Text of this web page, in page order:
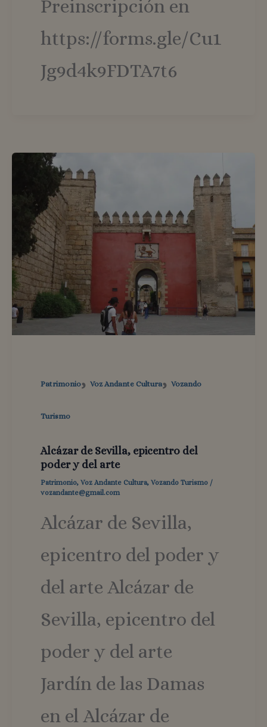
Preinscripción en
https://forms.gle/Cu1
Jg9d4k9FDTA7t6
Patrimonio, Voz Andante Cultura, Vozando
Turismo
Alcázar de Sevilla, epicentro del
poder y del arte
Patrimonio, Voz Andante Cultura, Vozando Turismo/
vozandante@gmail.com
Alcázar de Sevilla,
epicentro del poder y
del arte Alcázar de
Sevilla, epicentro del
poder y del arte
Jardín de las Damas
en el Alcázar de